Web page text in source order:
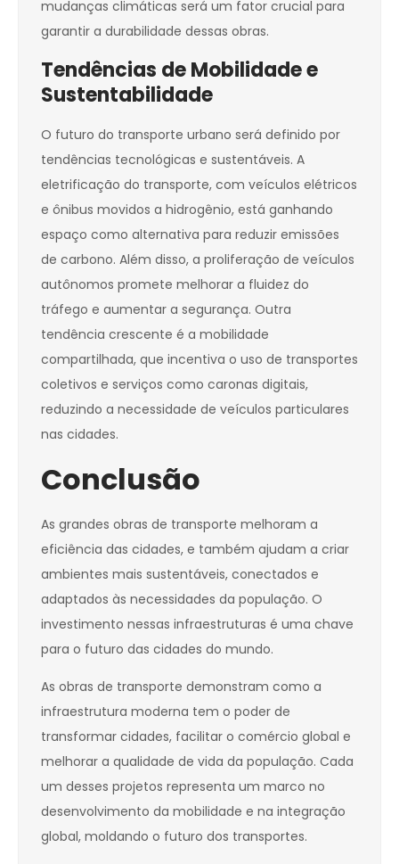
mudanças climáticas será um fator crucial para
garantir a durabilidade dessas obras.
Tendências de Mobilidade e
Sustentabilidade
O futuro do transporte urbano será definido por
tendências tecnológicas e sustentáveis. A
eletrificação do transporte, com veículos elétricos
e ônibus movidos a hidrogênio, está ganhando
espaço como alternativa para reduzir emissões
de carbono. Além disso, a proliferação de veículos
autônomos promete melhorar a fluidez do
tráfego e aumentar a segurança. Outra
tendência crescente é a mobilidade
compartilhada, que incentiva o uso de transportes
coletivos e serviços como caronas digitais,
reduzindo a necessidade de veículos particulares
nas cidades.
Conclusão
As grandes obras de transporte melhoram a
eficiência das cidades, e também ajudam a criar
ambientes mais sustentáveis, conectados e
adaptados às necessidades da população. O
investimento nessas infraestruturas é uma chave
para o futuro das cidades do mundo.
As obras de transporte demonstram como a
infraestrutura moderna tem o poder de
transformar cidades, facilitar o comércio global e
melhorar a qualidade de vida da população. Cada
um desses projetos representa um marco no
desenvolvimento da mobilidade e na integração
global, moldando o futuro dos transportes.